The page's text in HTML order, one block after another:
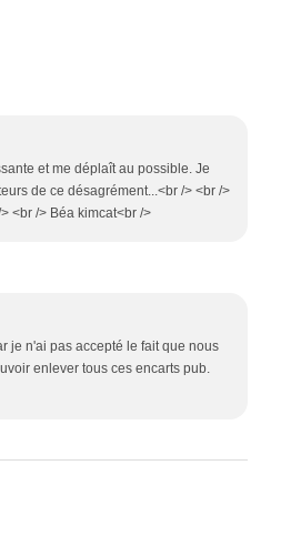
et me déplaît au possible. Je
de ce désagrément...<br /> <br />
<br /> Béa kimcat<br />
je n'ai pas accepté le fait que nous
enlever tous ces encarts pub.